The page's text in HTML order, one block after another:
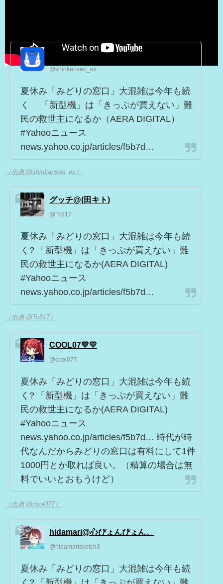
Hokuriku Express｜北陸エクスプレス
@shinkansen_ex
夏休み「みどりの窓口」大混雑は今年も続
く 「新型機」は「きっぷが買えない」難
民の救世主になるか（AERA DIGITAL）
#Yahooニュース
news.yahoo.co.jp/articles/f5b7d…
（出典 @shinkansen_ex）
グッチ@(田キト)
@Tc817
夏休み「みどりの窓口」大混雑は今年も続
く? 「新型機」は「きっぷが買えない」難
民の救世主になるか(AERA DIGITAL)
#Yahooニュース
news.yahoo.co.jp/articles/f5b7d…
（出典 @Tc817）
COOL07💙💛
@cool077
夏休み「みどりの窓口」大混雑は今年も続
く? 「新型機」は「きっぷが買えない」難
民の救世主になるか(AERA DIGITAL)
#Yahooニュース
news.yahoo.co.jp/articles/f5b7d… 時代が時
代なんだからみどりの窓口は有料にして1件
1000円とか取れば良い。（精算の場合は無
料でいいとおもうけど）
（出典 @cool077）
hidamari@心ぴょんぴょん。
@hidamarisketch3
夏休み「みどりの窓口」大混雑は今年も続